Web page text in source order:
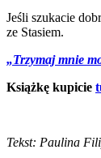
Jeśli szukacie
ze Stasiem.
„Trzymaj mnie
Książkę kupicie
Tekst: Paulina